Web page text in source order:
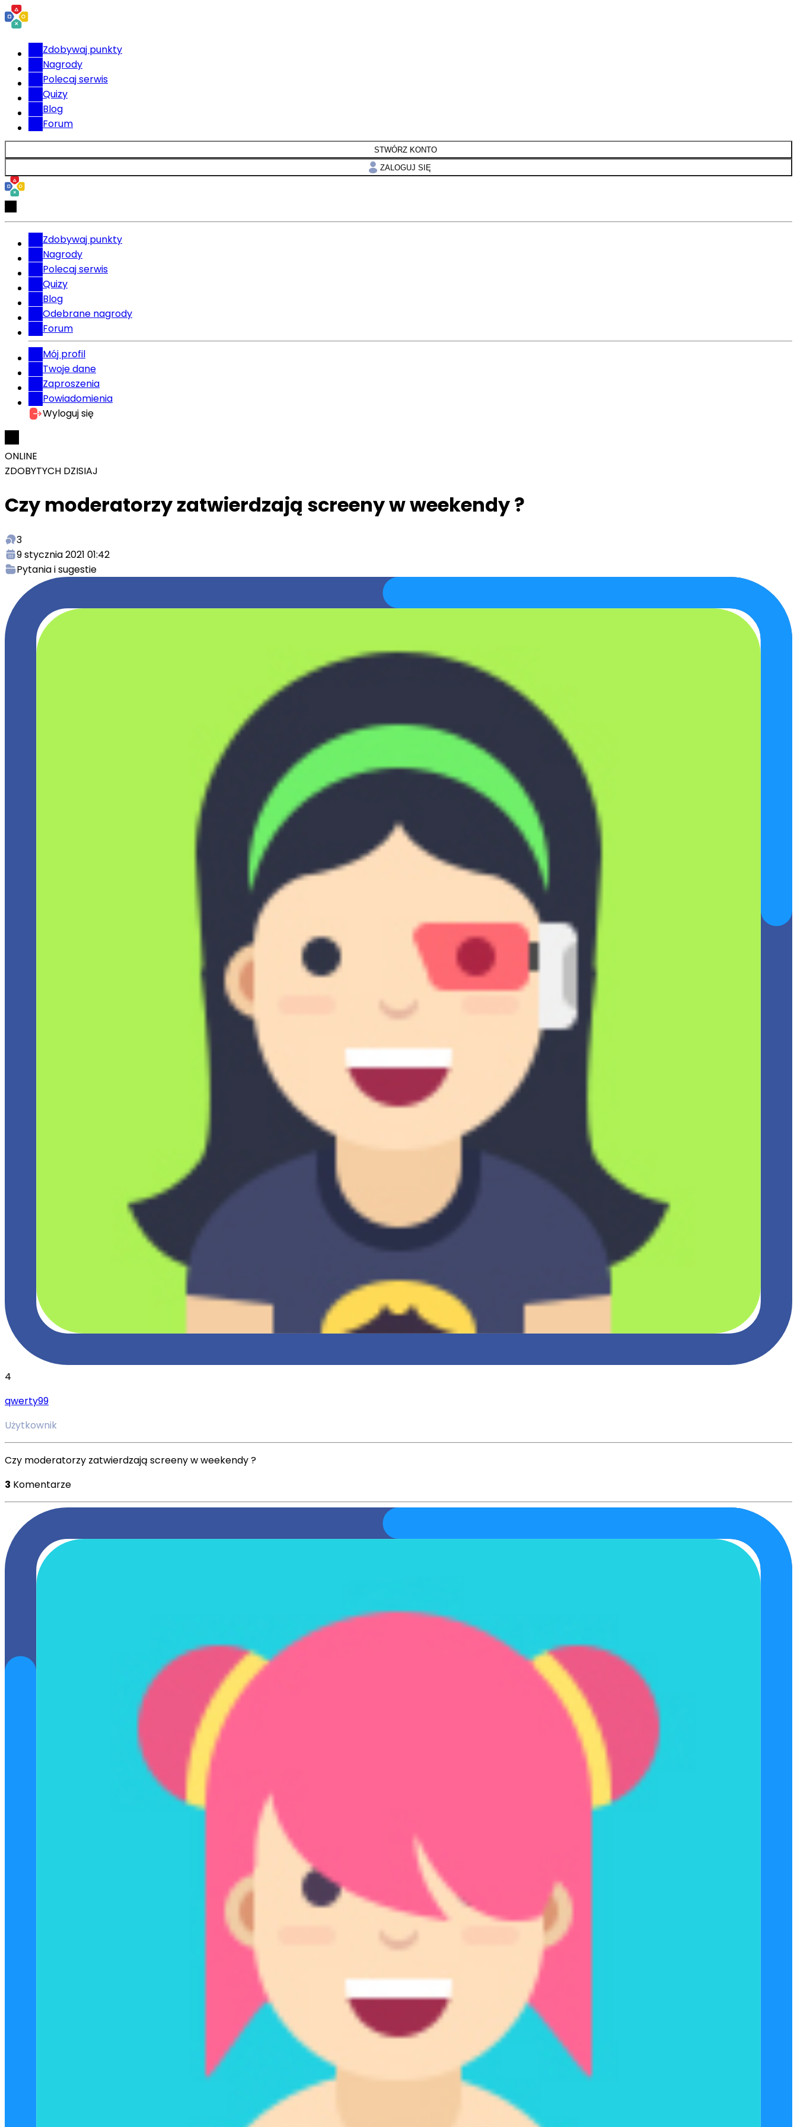
Zdobywaj punkty
Nagrody
Polecaj serwis
Quizy
Blog
Forum
STWÓRZ KONTO
ZALOGUJ SIĘ
Zdobywaj punkty
Nagrody
Polecaj serwis
Quizy
Blog
Odebrane nagrody
Forum
Mój profil
Twoje dane
Zaproszenia
Powiadomienia
Wyloguj się
ONLINE
ZDOBYTYCH DZISIAJ
Czy moderatorzy zatwierdzają screeny w weekendy ?
3
9 stycznia 2021 01:42
Pytania i sugestie
4
qwerty99
Użytkownik
Czy moderatorzy zatwierdzają screeny w weekendy ?
3 Komentarze